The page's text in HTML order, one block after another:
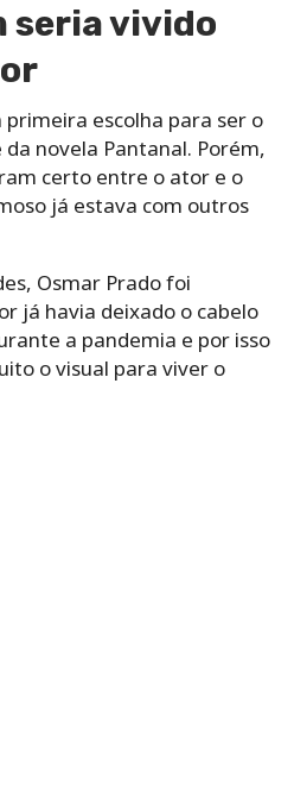
seria vivido
escolha para ser o
novela Pantanal. Porém,
certo entre o ator e o
já estava com outros
Osmar Prado foi
já havia deixado o cabelo
a pandemia e por isso
o visual para viver o